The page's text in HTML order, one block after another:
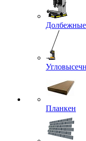
Долбежные
Планкен